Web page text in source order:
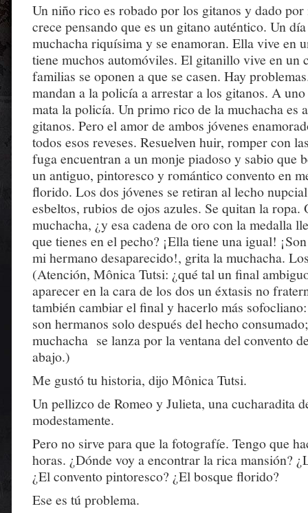
Un niño rico es robado por los gitanos y dado
crece pensando que es un gitano auténtico. Un
muchacha riquísima y se enamoran. Ella vive en
tiene muchos automóviles. El gitanillo vive en un
familias se oponen a que se casen. Hay
mandan a la policía a arrestar a los gitanos. A
mata la policía. Un primo rico de la muchacha es
gitanos. Pero el amor de ambos jóvenes
todos esos reveses. Resuelven huir, romper con
fuga encuentran a un monje piadoso y sabio que
un antiguo, pintoresco y romántico convento en
florido. Los dos jóvenes se retiran al lecho
esbeltos, rubios de ojos azules. Se quitan la ropa.
muchacha, ¿y esa cadena de oro con la medalla
que tienes en el pecho? ¡Ella tiene una igual!
mi hermano desaparecido!, grita la muchacha.
(Atención, Mônica Tutsi: ¿qué tal un final
aparecer en la cara de los dos un éxtasis no
también cambiar el final y hacerlo más
son hermanos solo después del hecho
muchacha se lanza por la ventana del convento
abajo.)
Me gustó tu historia, dijo Mônica Tutsi.
Un pellizco de Romeo y Julieta, una cucharadita
modestamente.
Pero no sirve para que la fotografíe. Tengo que
horas. ¿Dónde voy a encontrar la rica mansión?
¿El convento pintoresco? ¿El bosque florido?
Ese es tú problema.